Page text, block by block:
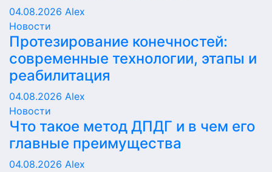
04.08.2026 Alex
Новости
Протезирование конечностей:
современные технологии, этапы и
реабилитация
04.08.2026 Alex
Новости
Что такое метод ДПДГ и в чем его
главные преимущества
04.08.2026 Alex